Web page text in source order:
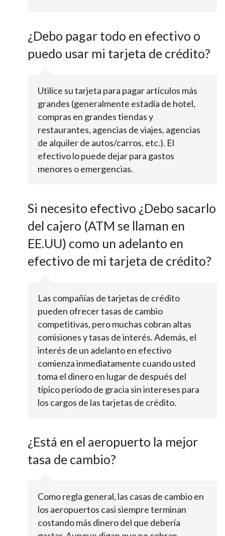
¿Debo pagar todo en efectivo o
puedo usar mi tarjeta de crédito?
Utilíce su tarjeta para pagar artículos más
grandes (generalmente estadía de hotel,
compras en grandes tiendas y
restaurantes, agencias de viajes, agencias
de alquiler de autos/carros, etc.). El
efectivo lo puede dejar para gastos
menores o emergencias.
Si necesito efectivo ¿Debo sacarlo
del cajero (ATM se llaman en
EE.UU) como un adelanto en
efectivo de mi tarjeta de crédito?
Las compañías de tarjetas de crédito
pueden ofrecer tasas de cambio
competitivas, pero muchas cobran altas
comisiones y tasas de interés. Además, el
interés de un adelanto en efectivo
comienza inmediatamente cuando usted
toma el dinero en lugar de después del
típico período de gracia sin intereses para
los cargos de las tarjetas de crédito.
¿Está en el aeropuerto la mejor
tasa de cambio?
Como regla general, las casas de cambio en
los aeropuertos casi siempre terminan
costando más dinero del que debería